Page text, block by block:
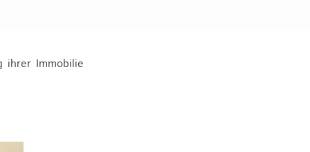
ihrer Immobilie